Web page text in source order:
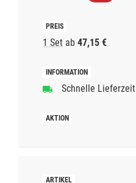
1 Set ab 47,15 €
Schnelle Lieferzeit